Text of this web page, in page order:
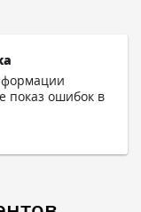
показ ошибок в